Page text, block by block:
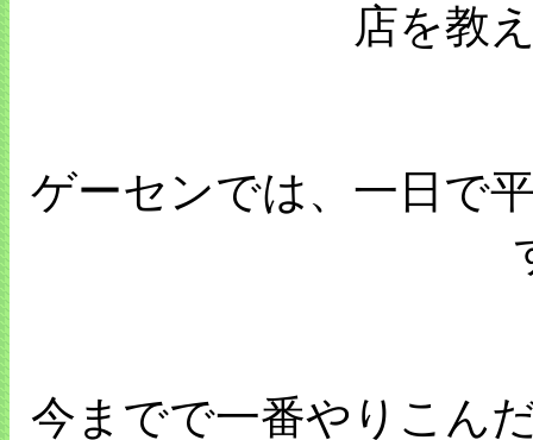
店を教
ゲーセンでは、一日で
今までで一番やりこん